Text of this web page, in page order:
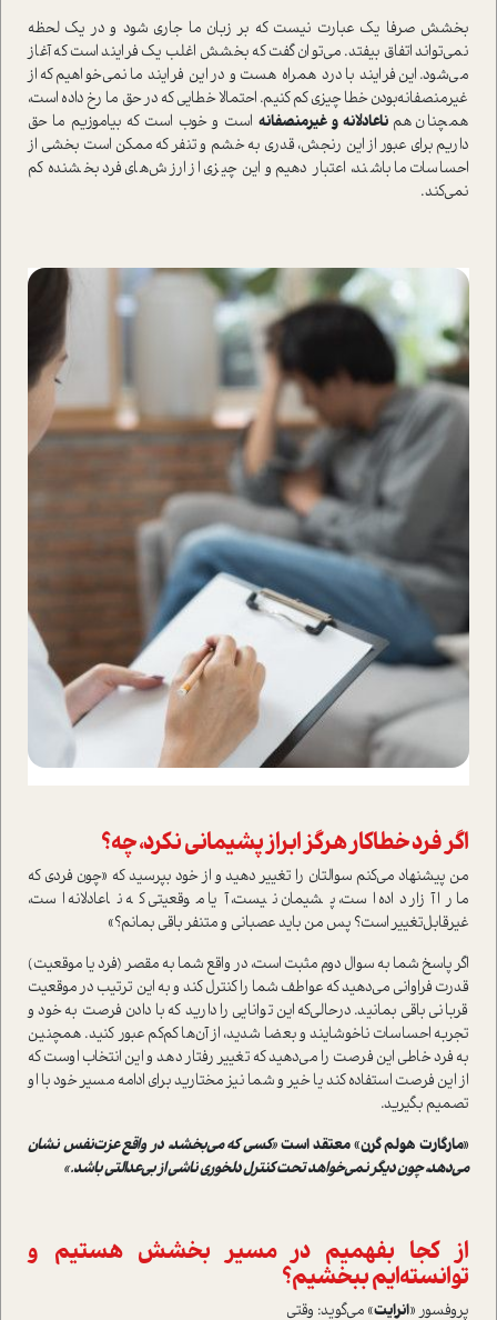
بخشش صرفا یک عبارت نیست که بر زبان ما جاری شود و در یک لحظه
نمی‌تواند اتفاق بیفتد. می‌توان گفت که بخشش اغلب یک فرایند است که آغاز
می‌شود. این فرایند با درد همراه هست و در این فرایند ما نمی‌خواهیم که از
غیر‌منصفانه‌بودن خطا چیزی کم کنیم. احتمالا خطایی که در حق ما رخ داده است،
همچنان هم ناعادلانه و غیر‌منصفانه است و خوب است که بیاموزیم ما حق
داریم برای عبور از این رنجش، قدری به خشم و تنفر که ممکن است بخشی از
احساسات ما باشند، اعتبار دهیم و این چیزی از ارزش‌های فرد بخشنده کم
نمی‌کند.
اگر فرد خطاکار هرگز ابراز پشیمانی نکرد، چه؟
من پیشنهاد می‌کنم سوالتان را تغییر دهید و از خود بپرسید که «چون فردی که
ما را آزار داده است، پشیمان نیست، آیا موقعیتی که ناعادلانه است،
غیرقابل‌تغییر است؟ پس من باید عصبانی و متنفر باقی بمانم؟»
اگر پاسخ شما به سوال دوم مثبت است، در واقع شما به مقصر (فرد یا موقعیت)
قدرت فراوانی می‌دهید که عواطف شما را کنترل کند و به این ترتیب در موقعیت
قربانی باقی بمانید. در‌حالی‌که این توانایی را دارید که با دادن فرصت به خود و
تجربه احساسات ناخوشایند و بعضا شدید، از آن‌ها کم‌کم عبور کنید. همچنین
به فرد خاطی این فرصت را می‌دهید که تغییر رفتار دهد و این انتخاب اوست که
از این فرصت استفاده کند یا خیر و شما نیز مختارید برای ادامه مسیر خود با او
تصمیم بگیرید.
«مارگارت هولم گرن» معتقد است«کسی که می‌بخشد، در واقع عزت‌نفس نشان
می‌دهد، چون دیگر نمی‌خواهد تحت کنترل دلخوری ناشی از بی‌عدالتی باشد.»
از کجا بفهمیم در مسیر بخشش هستیم و
توانسته‌ایم ببخشیم؟
پروفسور «انرایت» می‌گوید: وقتی